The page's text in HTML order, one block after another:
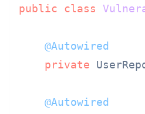
public
class
@Autowired
private
@Autowired